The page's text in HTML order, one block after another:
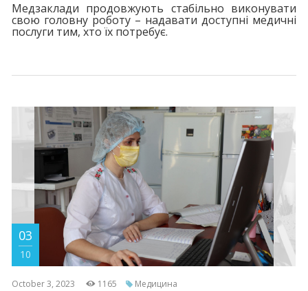
Медзаклади продовжують стабільно виконувати
свою головну роботу – надавати доступні медичні
послуги тим, хто їх потребує.
03
10
October 3, 2023 1165 Медицина